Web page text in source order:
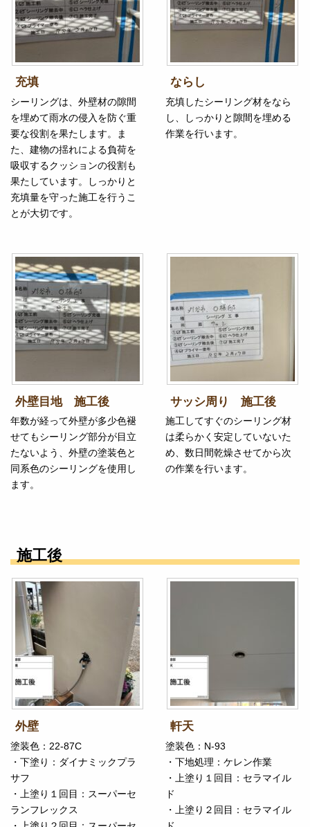
充填
シーリングは、外壁材の隙間
を埋めて雨水の侵入を防ぐ重
要な役割を果たします。ま
た、建物の揺れによる負荷を
吸収するクッションの役割も
果たしています。しっかりと
充填量を守った施工を行うこ
とが大切です。
ならし
充填したシーリング材をなら
し、しっかりと隙間を埋める
作業を行います。
外壁目地 施工後
年数が経って外壁が多少色褪
せてもシーリング部分が目立
たないよう、外壁の塗装色と
同系色のシーリングを使用し
ます。
サッシ周り 施工後
施工してすぐのシーリング材
は柔らかく安定していないた
め、数日間乾燥させてから次
の作業を行います。
施工後
外壁
塗装色：22-87C
・下塗り：ダイナミックプラ
サフ
・上塗り１回目：スーパーセ
ランフレックス
軒天
塗装色：N-93
・下地処理：ケレン作業
・上塗り１回目：セラマイル
ド
・上塗り２回目：セラマイル